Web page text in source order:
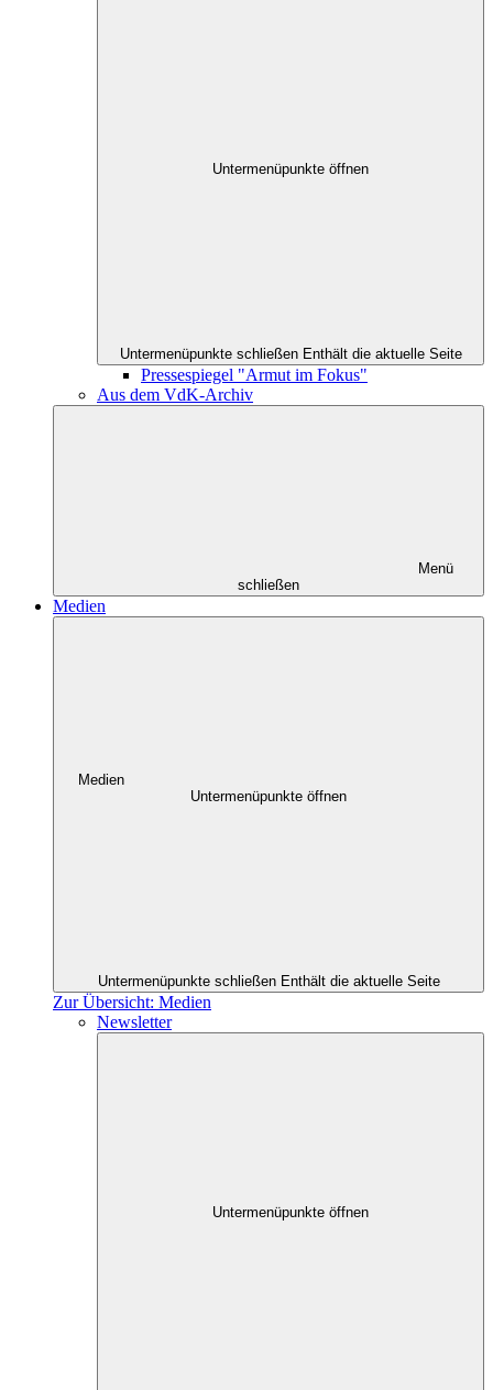
Untermenüpunkte öffnen
Untermenüpunkte schließen Enthält die aktuelle Seite
Pressespiegel "Armut im Fokus"
Aus dem VdK-Archiv
Menü
schließen
Medien
Medien
Untermenüpunkte öffnen
Untermenüpunkte schließen Enthält die aktuelle Seite
Zur Übersicht: Medien
Newsletter
Untermenüpunkte öffnen